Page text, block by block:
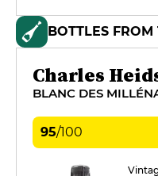
BOTTLES
Charles
BLANC DES
95/100